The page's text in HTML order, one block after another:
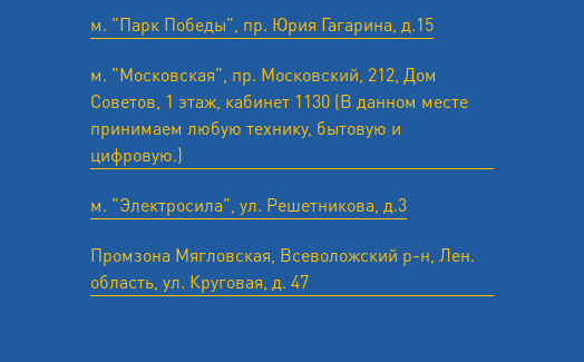
м. "Парк Победы", пр. Юрия Гагарина, д.15
м. "Московская", пр. Московский, 212, Дом
Советов, 1 этаж, кабинет 1130 (В данном месте
принимаем любую технику, бытовую и
цифровую.)
м. "Электросила", ул. Решетникова, д.3
Промзона Мягловская, Всеволожский р-н, Лен.
область, ул. ​Круговая, д. 47